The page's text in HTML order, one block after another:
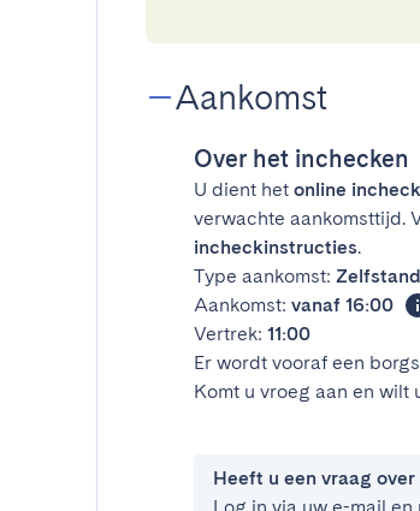
Aankomst
Over het inchecken
U dient het online
verwachte aankomsttijd.
incheckinstructies.
Type aankomst:
Aankomst: vanaf 16:00
Vertrek: 11:00
Er wordt vooraf een
Komt u vroeg aan en wilt
Heeft u een vraag